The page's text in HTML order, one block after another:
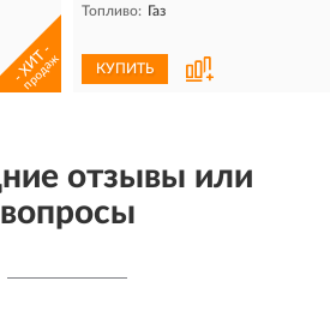
- ХИТ -
продаж
Топливо: Газ
КУПИТЬ
отзывы или
вопросы